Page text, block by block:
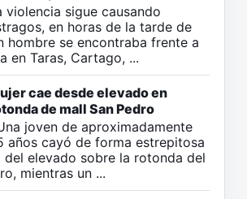
violencia sigue causando
en horas de la tarde de
hombre se encontraba frente a
en Taras, Cartago, ...
cae desde elevado en
de mall San Pedro
joven de aproximadamente
años cayó de forma estrepitosa
elevado sobre la rotonda del
mientras un ...